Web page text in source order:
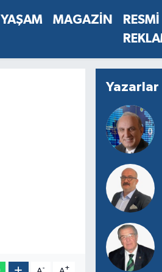
YAŞAM MAGAZİN
RESMİ
- +
Yazarlar